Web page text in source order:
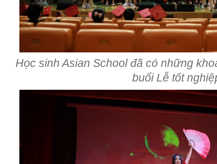
Học sinh Asian School đã có những
buổi Lễ tốt